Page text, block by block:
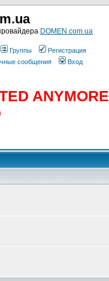
DOMEN.com.ua
Группы
Регистрация
сообщения Вход
ANYMORE